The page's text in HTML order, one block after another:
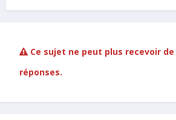
Ce sujet ne peut plus recevoir
réponses.